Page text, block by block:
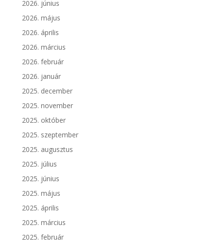
2026. június
2026. május
2026. április
2026. március
2026. február
2026. január
2025. december
2025. november
2025. október
2025. szeptember
2025. augusztus
2025. július
2025. június
2025. május
2025. április
2025. március
2025. február